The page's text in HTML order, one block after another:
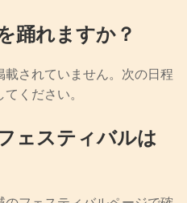
踊れますか？
されていません。次の日程
ください。
ェスティバルは